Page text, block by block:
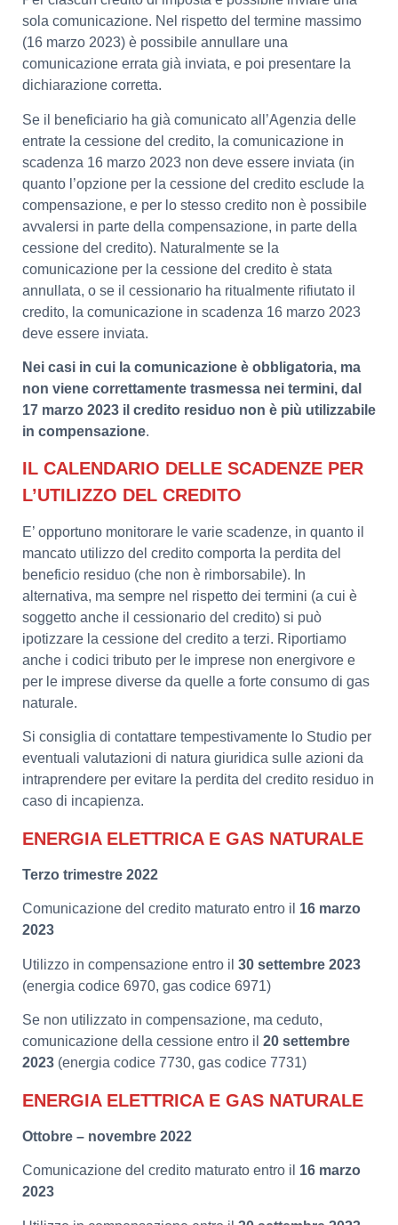
sola comunicazione. Nel rispetto del termine massimo
(16 marzo 2023) è possibile annullare una
comunicazione errata già inviata, e poi presentare la
dichiarazione corretta.
Se il beneficiario ha già comunicato all’Agenzia delle
entrate la cessione del credito, la comunicazione in
scadenza 16 marzo 2023 non deve essere inviata (in
quanto l’opzione per la cessione del credito esclude la
compensazione, e per lo stesso credito non è possibile
avvalersi in parte della compensazione, in parte della
cessione del credito). Naturalmente se la
comunicazione per la cessione del credito è stata
annullata, o se il cessionario ha ritualmente rifiutato il
credito, la comunicazione in scadenza 16 marzo 2023
deve essere inviata.
Nei casi in cui la comunicazione è obbligatoria, ma
non viene correttamente trasmessa nei termini, dal
17 marzo 2023 il credito residuo non è più utilizzabile
in compensazione.
IL CALENDARIO DELLE SCADENZE PER
L’UTILIZZO DEL CREDITO
E’ opportuno monitorare le varie scadenze, in quanto il
mancato utilizzo del credito comporta la perdita del
beneficio residuo (che non è rimborsabile). In
alternativa, ma sempre nel rispetto dei termini (a cui è
soggetto anche il cessionario del credito) si può
ipotizzare la cessione del credito a terzi. Riportiamo
anche i codici tributo per le imprese non energivore e
per le imprese diverse da quelle a forte consumo di gas
naturale.
Si consiglia di contattare tempestivamente lo Studio per
eventuali valutazioni di natura giuridica sulle azioni da
intraprendere per evitare la perdita del credito residuo in
caso di incapienza.
ENERGIA ELETTRICA E GAS NATURALE
Terzo trimestre 2022
Comunicazione del credito maturato entro il 16 marzo
2023
Utilizzo in compensazione entro il 30 settembre 2023
(energia codice 6970, gas codice 6971)
Se non utilizzato in compensazione, ma ceduto,
comunicazione della cessione entro il 20 settembre
2023 (energia codice 7730, gas codice 7731)
ENERGIA ELETTRICA E GAS NATURALE
Ottobre – novembre 2022
Comunicazione del credito maturato entro il 16 marzo
2023